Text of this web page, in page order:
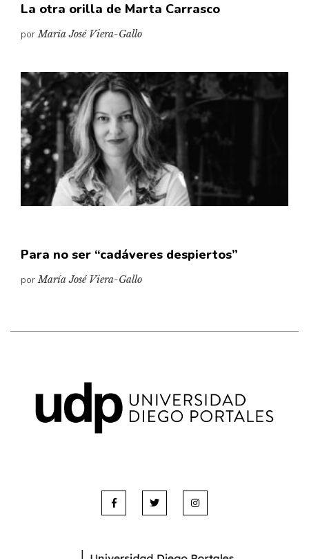
La otra orilla de Marta Carrasco
porMaría José Viera-Gallo
Para no ser “cadáveres despiertos”
porMaría José Viera-Gallo